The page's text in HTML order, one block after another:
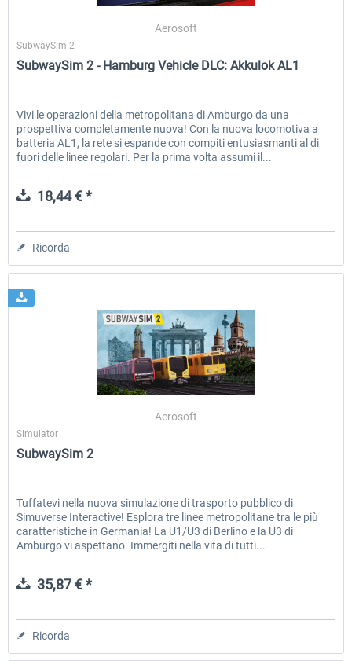
Aerosoft
SubwaySim 2
SubwaySim 2 - Hamburg Vehicle DLC: Akkulok AL1
Vivi le operazioni della metropolitana di Amburgo da una
prospettiva completamente nuova! Con la nuova locomotiva a
batteria AL1, la rete si espande con compiti entusiasmanti al di
fuori delle linee regolari. Per la prima volta assumi il...
18,44 € *
Ricorda
Aerosoft
Simulator
SubwaySim 2
Tuffatevi nella nuova simulazione di trasporto pubblico di
Simuverse Interactive! Esplora tre linee metropolitane tra le più
caratteristiche in Germania! La U1/U3 di Berlino e la U3 di
Amburgo vi aspettano. Immergiti nella vita di tutti...
35,87 € *
Ricorda